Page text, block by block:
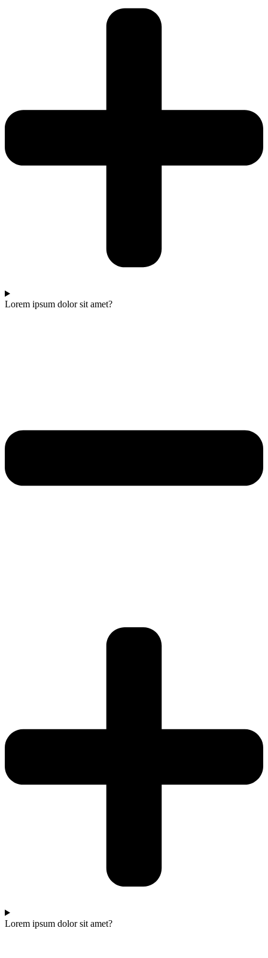
Lorem ipsum dolor sit amet?
Lorem ipsum dolor sit amet?